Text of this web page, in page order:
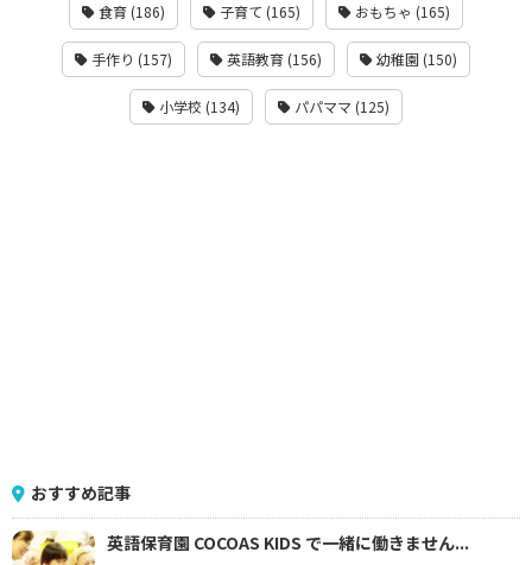
食育 (186) 子育て (165) おもちゃ (165)
手作り (157) 英語教育 (156) 幼稚園 (150)
小学校 (134) パパママ (125)
おすすめ記事
英語保育園 COCOAS KIDS で一緒に働きません...